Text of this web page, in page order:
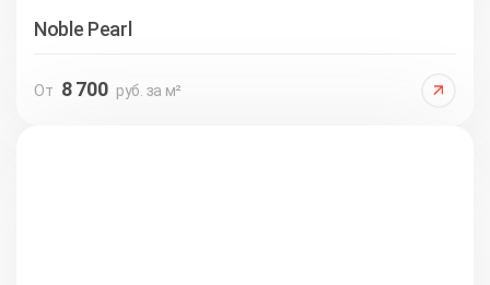
Noble Pearl
От 8 700 руб. за м²